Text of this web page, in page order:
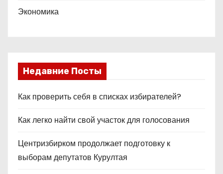
Экономика
Недавние Посты
Как проверить себя в списках избирателей?
Как легко найти свой участок для голосования
Центризбирком продолжает подготовку к
выборам депутатов Курултая